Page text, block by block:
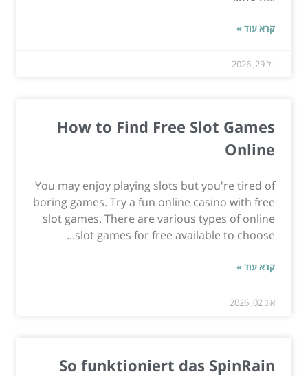
קרא עוד »
יול 29, 2026
How to Find Free Slot Games
Online
You may enjoy playing slots but you're tired of
boring games. Try a fun online casino with free
slot games. There are various types of online
slot games for free available to choose...
קרא עוד »
אוג 02, 2026
So funktioniert das SpinRain